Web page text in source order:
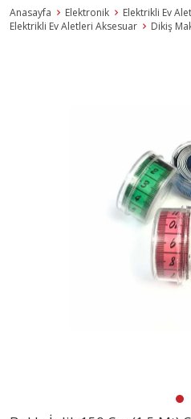
Anasayfa Elektronik
Elektrikli Ev
Elektrikli Ev Aletleri Aksesuar
Dikiş